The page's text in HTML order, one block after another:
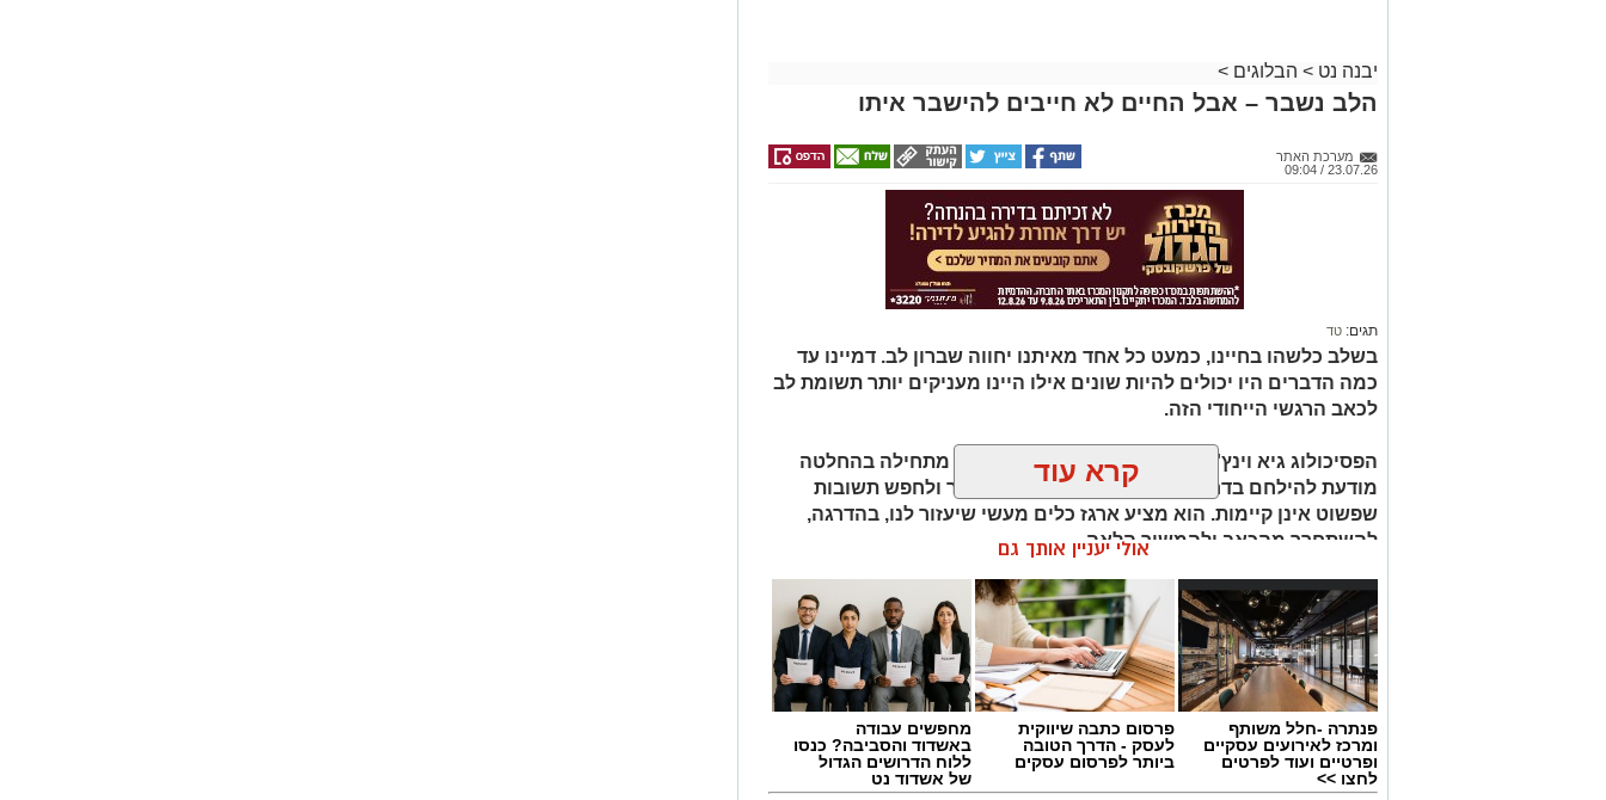
יבנה נט > הבלוגים >
הלב נשבר – אבל החיים לא חייבים להישבר איתו
מערכת האתר
23.07.26 / 09:04
תגים: טד
בשלב כלשהו בחיינו, כמעט כל אחד מאיתנו יחווה שברון לב. דמיינו עד
כמה הדברים היו יכולים להיות שונים אילו היינו מעניקים יותר תשומת לב
לכאב הרגשי הייחודי הזה.
הפסיכולוג גיא וינץ' מסביר כי ההחלמה משברון לב מתחילה בהחלטה
מודעת להילחם בדחף הטבעי שלנו לייפות את העבר ולחפש תשובות
שפשוט אינן קיימות. הוא מציע ארגז כלים מעשי שיעזור לנו, בהדרגה,
להשתחרר מהכאב ולהמשיך הלאה.
הלב שלנו אולי נשבר לפעמים, אבל אנחנו לא חייבים להישבר יחד איתו.
קרא עוד
אולי יעניין אותך גם
פנתרה -חלל משותף
ומרכז לאירועים עסקיים
ופרטיים ועוד לפרטים
לחצו >>
פרסום כתבה שיווקית
לעסק - הדרך הטובה
ביותר לפרסום עסקים
מחפשים עבודה
באשדוד והסביבה? כנסו
ללוח הדרושים הגדול
של אשדוד נט